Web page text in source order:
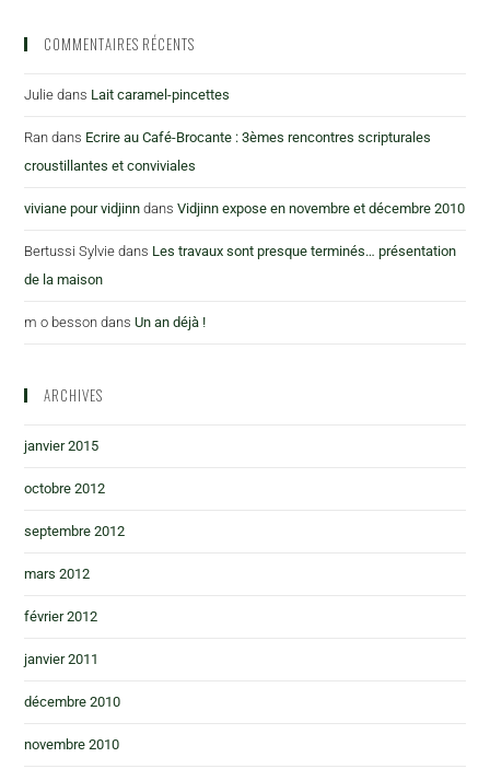
COMMENTAIRES RÉCENTS
Julie dans Lait caramel-pincettes
Ran dans Ecrire au Café-Brocante : 3èmes rencontres scripturales
croustillantes et conviviales
viviane pour vidjinn dansVidjinn expose en novembre et décembre 2010
Bertussi Sylvie dans Les travaux sont presque terminés… présentation
de la maison
m o besson dansUn an déjà !
ARCHIVES
janvier 2015
octobre 2012
septembre 2012
mars 2012
février 2012
janvier 2011
décembre 2010
novembre 2010